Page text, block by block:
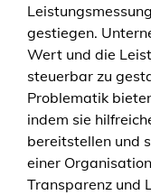
gestiegen.
Wert und die
steuerbar zu
Problematik
indem sie
bereitstellen und
einer
Transparenz und